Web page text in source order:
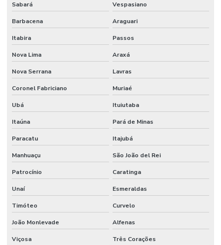
Sabará Vespasiano
Barbacena Araguari
Itabira Passos
Nova Lima Araxá
Nova Serrana Lavras
Coronel Fabriciano Muriaé
Ubá Ituiutaba
Itaúna Pará de Minas
Paracatu Itajubá
Manhuaçu São João del Rei
Patrocínio Caratinga
Unaí Esmeraldas
Timóteo Curvelo
João Monlevade Alfenas
Viçosa Três Corações